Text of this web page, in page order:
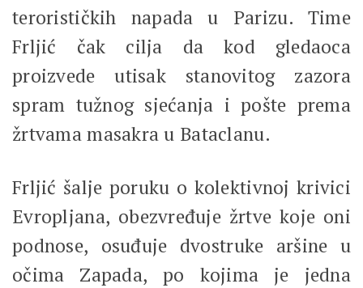
terorističkih napada u Parizu. Time
Frljić čak cilja da kod gledaoca
proizvede utisak stanovitog zazora
spram tužnog sjećanja i pošte prema
žrtvama masakra u Bataclanu.
Frljić šalje poruku o kolektivnoj krivici
Evropljana, obezvređuje žrtve koje oni
podnose, osuđuje dvostruke aršine u
očima Zapada, po kojima je jedna